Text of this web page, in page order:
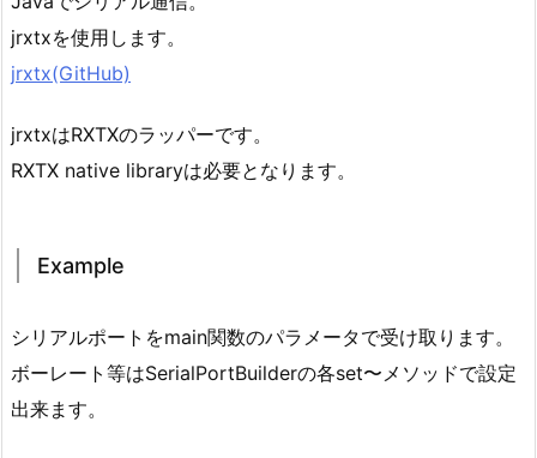
jrxtxを使用します。
jrxtx(GitHub)
jrxtxはRXTXのラッパーです。
RXTX native libraryは必要となります。
Example
シリアルポートをmain関数のパラメータで受け取ります。
ボーレート等はSerialPortBuilderの各set〜メソッドで設定
出来ます。